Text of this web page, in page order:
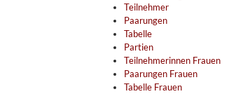
Teilnehmer
Paarungen
Tabelle
Partien
Teilnehmerinnen Frauen
Paarungen Frauen
Tabelle Frauen